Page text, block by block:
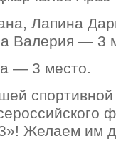
Лапина
Валерия — 3
— 3 место.
Желаем им